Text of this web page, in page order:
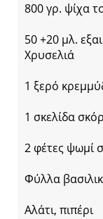
800 γρ. ψίχα
50 +20 μλ.
Χρυσελιά
1 ξερό
1 σκελίδα
2 φέτες ψωμί
Φύλλα
Αλάτι, πιπέρι